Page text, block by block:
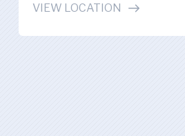
VIEW LOCATION